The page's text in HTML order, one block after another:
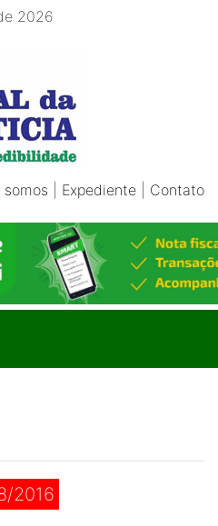
2026
somos Expediente Contato
2016